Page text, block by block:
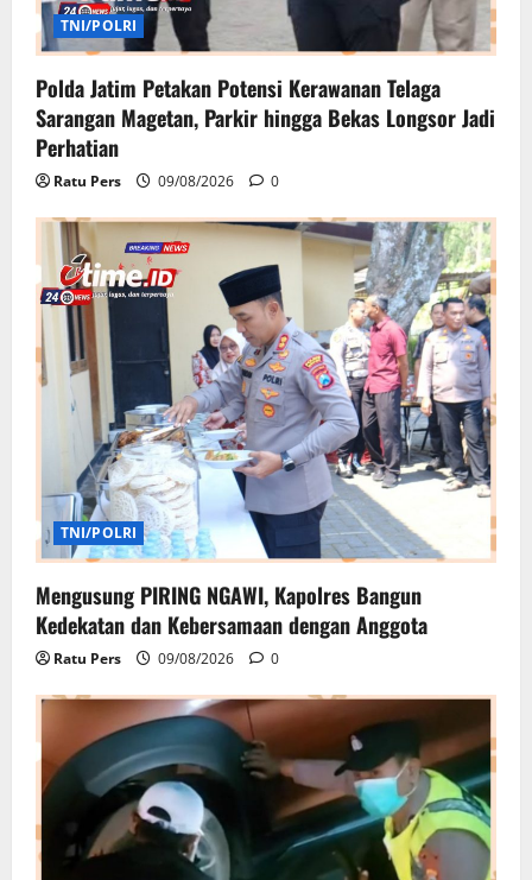
TNI/POLRI
Polda Jatim Petakan Potensi Kerawanan Telaga
Sarangan Magetan, Parkir hingga Bekas Longsor Jadi
Perhatian
Ratu Pers 09/08/2026 0
TNI/POLRI
Mengusung PIRING NGAWI, Kapolres Bangun
Kedekatan dan Kebersamaan dengan Anggota
Ratu Pers 09/08/2026 0